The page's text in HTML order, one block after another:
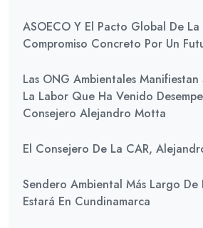
ASOECO Y El Pacto Global De La
Compromiso Concreto Por Un
Las ONG Ambientales
La Labor Que Ha Venido
Consejero Alejandro Motta
El Consejero De La CAR,
Sendero Ambiental Más Largo De
Estará En Cundinamarca